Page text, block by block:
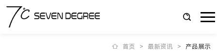
首页 > 最新资讯 > 产品展示